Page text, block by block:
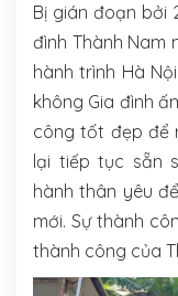
Bị gián đoạn bởi
đình Thành Nam
hành trình Hà
không Gia đình
công tốt đẹp để
lại tiếp tục sẵn
hành thân yêu
mới. Sự thành
thành công của